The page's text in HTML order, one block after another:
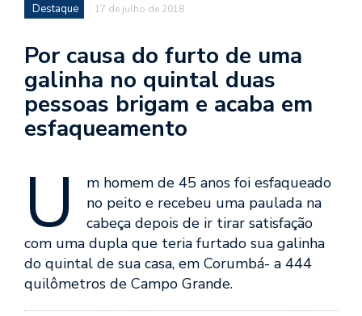
Destaque 17 de julho de 2018
Por causa do furto de uma
galinha no quintal duas
pessoas brigam e acaba em
esfaqueamento
U
m homem de 45 anos foi esfaqueado
no peito e recebeu uma paulada na
cabeça depois de ir tirar satisfação
com uma dupla que teria furtado sua galinha
do quintal de sua casa, em Corumbá- a 444
quilômetros de Campo Grande.